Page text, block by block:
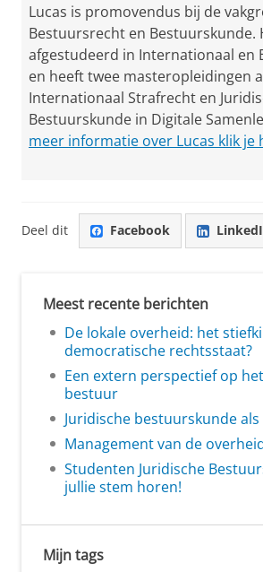
Lucas is promovendus bij de
Bestuursrecht en Bestuurskunde.
afgestudeerd in Internationaal en
en heeft twee masteropleidingen
Internationaal Strafrecht en
Bestuurskunde in Digitale
meer informatie over Lucas klik je
Deel dit Facebook
Meest recente berichten
De lokale overheid: het
democratische rechtsstaat?
Een extern perspectief op
bestuur
Juridische bestuurskunde als
Management van de
Studenten Juridische
jullie stem horen!
Mijn tags